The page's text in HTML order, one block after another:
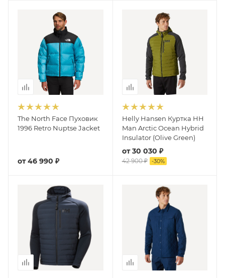
The North Face Пуховик
1996 Retro Nuptse Jacket
от46 990 ₽
Helly Hansen Куртка HH
Man Arctic Ocean Hybrid
Insulator (Olive Green)
от30 030 ₽
42 900 ₽ -30%